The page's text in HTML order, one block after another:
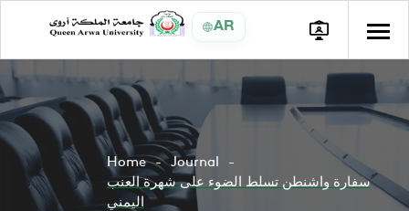
AR
Home
Journal
سفارة واشنطن تسلط الضوء على شهرة العنب
اليمني